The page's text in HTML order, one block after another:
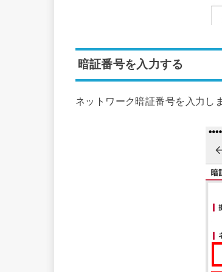
暗証番号を入力する
ネットワーク暗証番号を入力し